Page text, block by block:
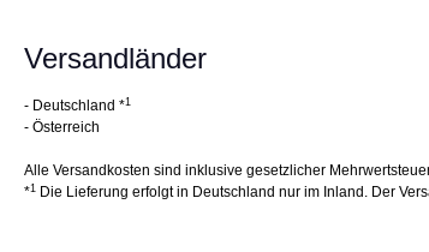
Versandländer
- Deutschland *1
- Österreich
Alle Versandkosten sind inklusive gesetzlicher
*1 Die Lieferung erfolgt in Deutschland nur im Inland. Der